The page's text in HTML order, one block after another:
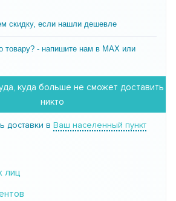
скидку, если нашли дешевле
товару? - напишите нам в MAX или
куда больше не сможет доставить
никто
доставки в Ваш населенный пункт
лиц